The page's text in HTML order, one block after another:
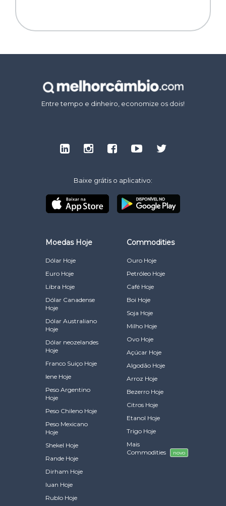
Entre tempo e dinheiro, economize os dois!
Baixe grátis o aplicativo:
Moedas Hoje
Dólar Hoje
Euro Hoje
Libra Hoje
Dólar Canadense
Hoje
Dólar Australiano
Hoje
Dólar neozelandes
Hoje
Franco Suiço Hoje
Iene Hoje
Peso Argentino
Hoje
Peso Chileno Hoje
Peso Mexicano
Hoje
Shekel Hoje
Rande Hoje
Dirham Hoje
Iuan Hoje
Rublo Hoje
Commodities
Ouro Hoje
Petróleo Hoje
Café Hoje
Boi Hoje
Soja Hoje
Milho Hoje
Ovo Hoje
Açúcar Hoje
Algodão Hoje
Arroz Hoje
Bezerro Hoje
Citros Hoje
Etanol Hoje
Trigo Hoje
Mais
Commodities
novo